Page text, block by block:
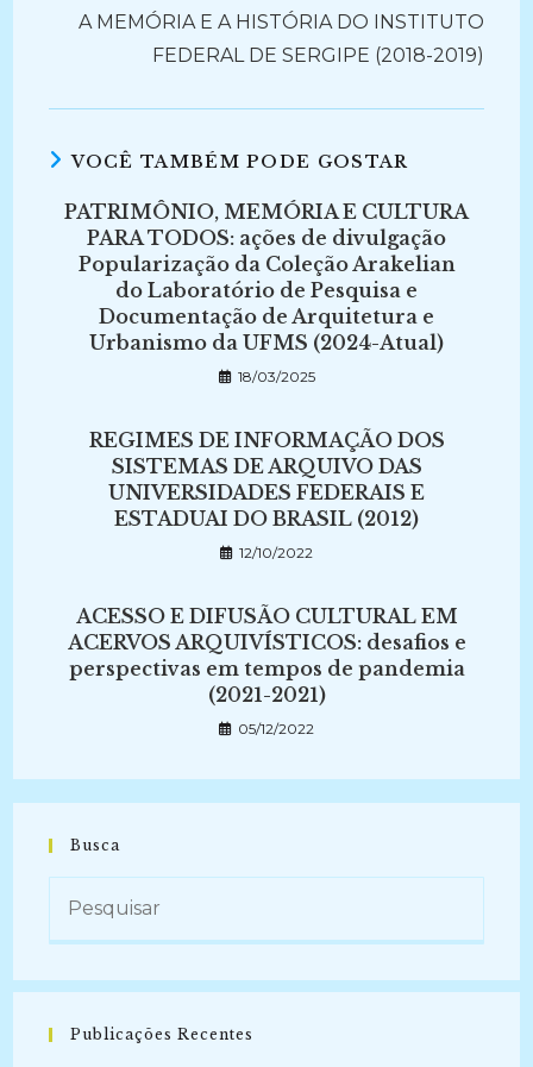
A MEMÓRIA E A HISTÓRIA DO INSTITUTO
FEDERAL DE SERGIPE (2018-2019)
VOCÊ TAMBÉM PODE GOSTAR
PATRIMÔNIO, MEMÓRIA E CULTURA
PARA TODOS: ações de divulgação
Popularização da Coleção Arakelian
do Laboratório de Pesquisa e
Documentação de Arquitetura e
Urbanismo da UFMS (2024-Atual)
18/03/2025
REGIMES DE INFORMAÇÃO DOS
SISTEMAS DE ARQUIVO DAS
UNIVERSIDADES FEDERAIS E
ESTADUAI DO BRASIL (2012)
12/10/2022
ACESSO E DIFUSÃO CULTURAL EM
ACERVOS ARQUIVÍSTICOS: desafios e
perspectivas em tempos de pandemia
(2021-2021)
05/12/2022
Busca
Publicações Recentes